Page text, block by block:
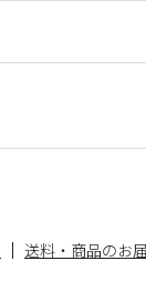
送料・商品のお